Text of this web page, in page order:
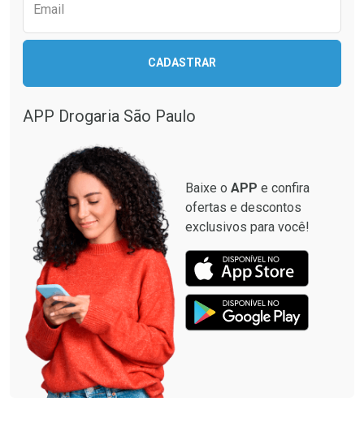
Email
CADASTRAR
APP Drogaria São Paulo
Baixe o APP e confira
ofertas e descontos
exclusivos para você!